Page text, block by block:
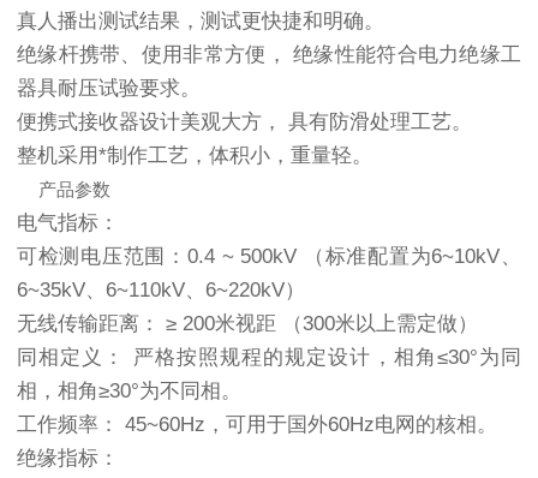
真人播出测试结果，测试更快捷和明确。
绝缘杆携带、使用非常方便， 绝缘性能符合电力绝缘工
器具耐压试验要求。
便携式接收器设计美观大方， 具有防滑处理工艺。
整机采用*制作工艺，体积小，重量轻。
产品参数
电气指标：
可检测电压范围：0.4 ~ 500kV （标准配置为6~10kV、
6~35kV、6~110kV、6~220kV）
无线传输距离： ≥ 200米视距 （300米以上需定做）
同相定义： 严格按照规程的规定设计，相角≤30°为同
相，相角≥30°为不同相。
工作频率： 45~60Hz，可用于国外60Hz电网的核相。
绝缘指标：